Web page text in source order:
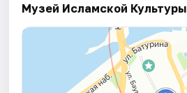
Музей Исламской Культуры